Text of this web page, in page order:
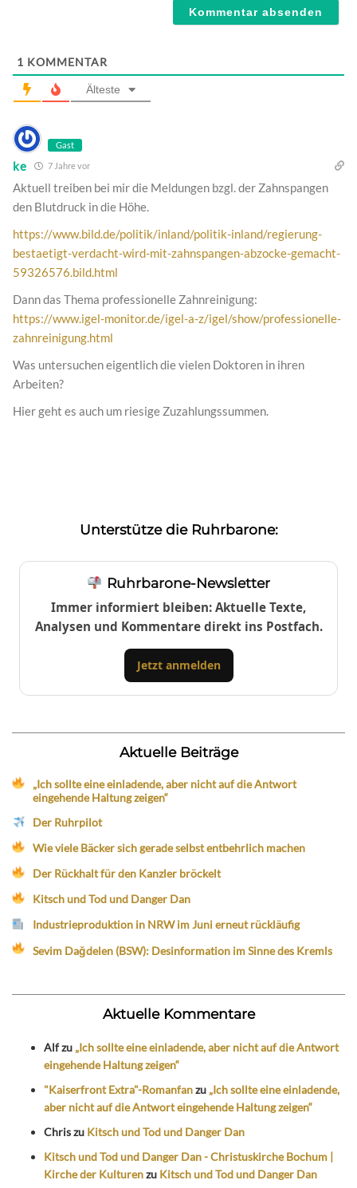
1 KOMMENTAR
Älteste
Gast
ke 7 Jahre vor
Aktuell treiben bei mir die Meldungen bzgl. der Zahnspangen
den Blutdruck in die Höhe.
https://www.bild.de/politik/inland/politik-inland/regierung-
bestaetigt-verdacht-wird-mit-zahnspangen-abzocke-gemacht-
59326576.bild.html
Dann das Thema professionelle Zahnreinigung:
https://www.igel-monitor.de/igel-a-z/igel/show/professionelle-
zahnreinigung.html
Was untersuchen eigentlich die vielen Doktoren in ihren
Arbeiten?
Hier geht es auch um riesige Zuzahlungssummen.
Unterstütze die Ruhrbarone:
Ruhrbarone-Newsletter
Immer informiert bleiben: Aktuelle Texte,
Analysen und Kommentare direkt ins Postfach.
Jetzt anmelden
Aktuelle Beiträge
„Ich sollte eine einladende, aber nicht auf die Antwort
eingehende Haltung zeigen“
Der Ruhrpilot
Wie viele Bäcker sich gerade selbst entbehrlich machen
Der Rückhalt für den Kanzler bröckelt
Kitsch und Tod und Danger Dan
Industrieproduktion in NRW im Juni erneut rückläufig
Sevim Dağdelen (BSW): Desinformation im Sinne des Kremls
Aktuelle Kommentare
Alfzu „Ich sollte eine einladende, aber nicht auf die Antwort
eingehende Haltung zeigen“
"Kaiserfront Extra"-Romanfanzu „Ich sollte eine einladende,
aber nicht auf die Antwort eingehende Haltung zeigen“
Chriszu Kitsch und Tod und Danger Dan
Kitsch und Tod und Danger Dan - Christuskirche Bochum |
Kirche der Kulturenzu Kitsch und Tod und Danger Dan